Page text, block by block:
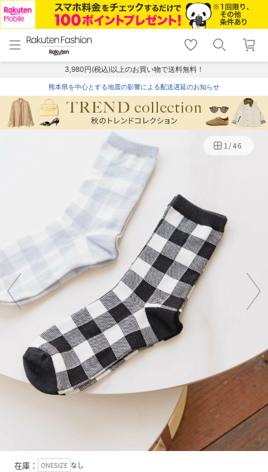
menu home
トップ
shopping_cart lock_outline
ログイン
3,980円(税込)以上のお買い物で送料無料！
熊本県を中心とする地震の影響による配送遅延のお知らせ
1/46
在庫： ONESIZE なし